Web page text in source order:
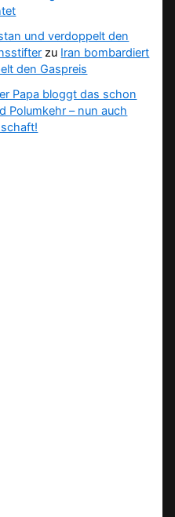
und verdoppelt den
zu Iran bombardiert
den Gaspreis
Papa bloggt das schon
Polumkehr – nun auch